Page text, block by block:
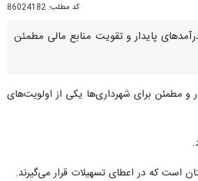
کد مطلب: 86024182